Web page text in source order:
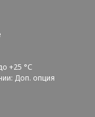
+25 °С
Доп. опция